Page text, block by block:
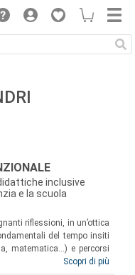
inclusive
e la scuola
riflessioni, in un’ottica
del tempo insiti
matematica…) e percorsi
nell’ambito della
Scopri di più